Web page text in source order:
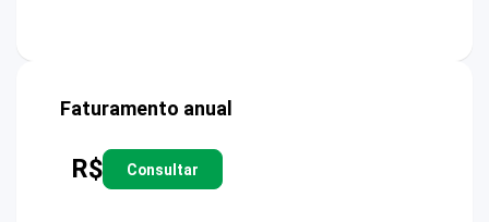
Faturamento anual
R$ Consultar